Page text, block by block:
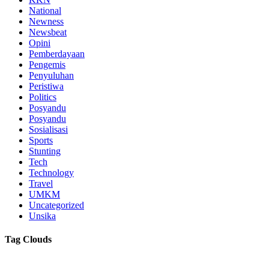
National
Newness
Newsbeat
Opini
Pemberdayaan
Pengemis
Penyuluhan
Peristiwa
Politics
Posyandu
Posyandu
Sosialisasi
Sports
Stunting
Tech
Technology
Travel
UMKM
Uncategorized
Unsika
Tag Clouds